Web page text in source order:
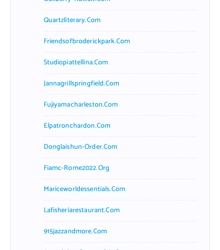
Quartzliterary.com
Friendsofbroderickpark.com
Studiopiattellina.com
Jannagrillspringfield.com
Fujiyamacharleston.com
Elpatronchardon.com
Donglaishun-Order.com
Fiamc-Rome2022.org
Mariceworldessentials.com
Lafisheriarestaurant.com
915jazzandmore.com